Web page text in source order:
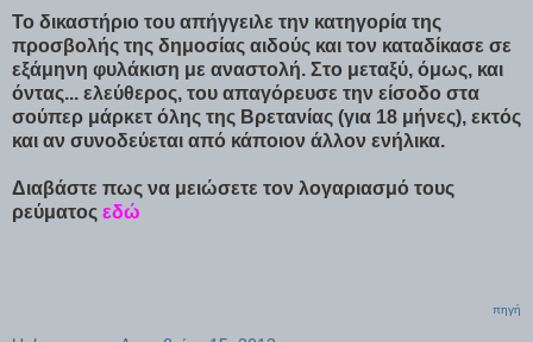
Το δικαστήριο του απήγγειλε την κατηγορία της
προσβολής της δημοσίας αιδούς και τον καταδίκασε σε
εξάμηνη φυλάκιση με αναστολή. Στο μεταξύ, όμως, και
όντας... ελεύθερος, του απαγόρευσε την είσοδο στα
σούπερ μάρκετ όλης της Βρετανίας (για 18 μήνες), εκτός
και αν συνοδεύεται από κάποιον άλλον ενήλικα.
Διαβάστε πως να μειώσετε τον λογαριασμό τους
ρεύματος εδώ
πηγή